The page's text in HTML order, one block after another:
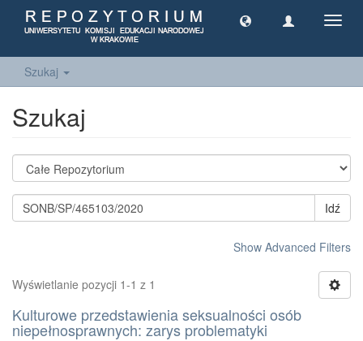
Szukaj
Szukaj
Idź
Show Advanced Filters
Wyświetlanie pozycji 1-1 z 1
Kulturowe przedstawienia seksualności osób
niepełnosprawnych: zarys problematyki